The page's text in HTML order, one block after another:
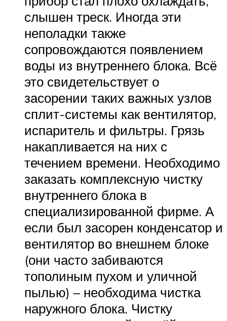
слышен треск. Иногда эти
неполадки также
сопровождаются появлением
воды из внутреннего блока. Всё
это свидетельствует о
засорении таких важных узлов
сплит-системы как вентилятор,
испаритель и фильтры. Грязь
накапливается на них с
течением времени. Необходимо
заказать комплексную чистку
внутреннего блока в
специализированной фирме. А
если был засорен конденсатор и
вентилятор во внешнем блоке
(они часто забиваются
тополиным пухом и уличной
пылью) – необходима чистка
наружного блока. Чистку